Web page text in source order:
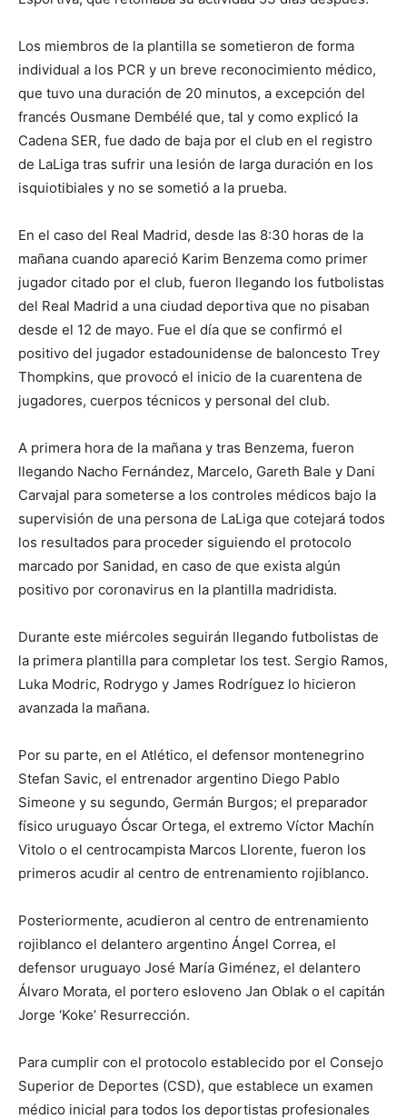
Los miembros de la plantilla se sometieron de forma
individual a los PCR y un breve reconocimiento médico,
que tuvo una duración de 20 minutos, a excepción del
francés Ousmane Dembélé que, tal y como explicó la
Cadena SER, fue dado de baja por el club en el registro
de LaLiga tras sufrir una lesión de larga duración en los
isquiotibiales y no se sometió a la prueba.
En el caso del Real Madrid, desde las 8:30 horas de la
mañana cuando apareció Karim Benzema como primer
jugador citado por el club, fueron llegando los futbolistas
del Real Madrid a una ciudad deportiva que no pisaban
desde el 12 de mayo. Fue el día que se confirmó el
positivo del jugador estadounidense de baloncesto Trey
Thompkins, que provocó el inicio de la cuarentena de
jugadores, cuerpos técnicos y personal del club.
A primera hora de la mañana y tras Benzema, fueron
llegando Nacho Fernández, Marcelo, Gareth Bale y Dani
Carvajal para someterse a los controles médicos bajo la
supervisión de una persona de LaLiga que cotejará todos
los resultados para proceder siguiendo el protocolo
marcado por Sanidad, en caso de que exista algún
positivo por coronavirus en la plantilla madridista.
Durante este miércoles seguirán llegando futbolistas de
la primera plantilla para completar los test. Sergio Ramos,
Luka Modric, Rodrygo y James Rodríguez lo hicieron
avanzada la mañana.
Por su parte, en el Atlético, el defensor montenegrino
Stefan Savic, el entrenador argentino Diego Pablo
Simeone y su segundo, Germán Burgos; el preparador
físico uruguayo Óscar Ortega, el extremo Víctor Machín
Vitolo o el centrocampista Marcos Llorente, fueron los
primeros acudir al centro de entrenamiento rojiblanco.
Posteriormente, acudieron al centro de entrenamiento
rojiblanco el delantero argentino Ángel Correa, el
defensor uruguayo José María Giménez, el delantero
Álvaro Morata, el portero esloveno Jan Oblak o el capitán
Jorge ‘Koke’ Resurrección.
Para cumplir con el protocolo establecido por el Consejo
Superior de Deportes (CSD), que establece un examen
médico inicial para todos los deportistas profesionales